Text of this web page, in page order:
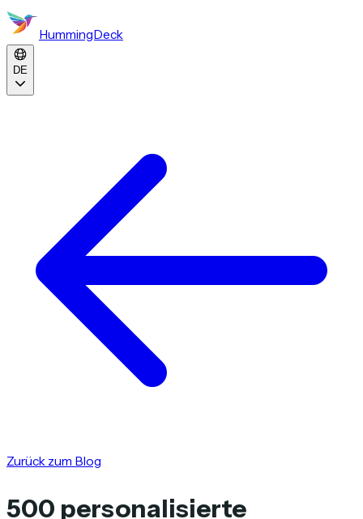
HummingDeck
DE
Zurück zum Blog
500 personalisierte